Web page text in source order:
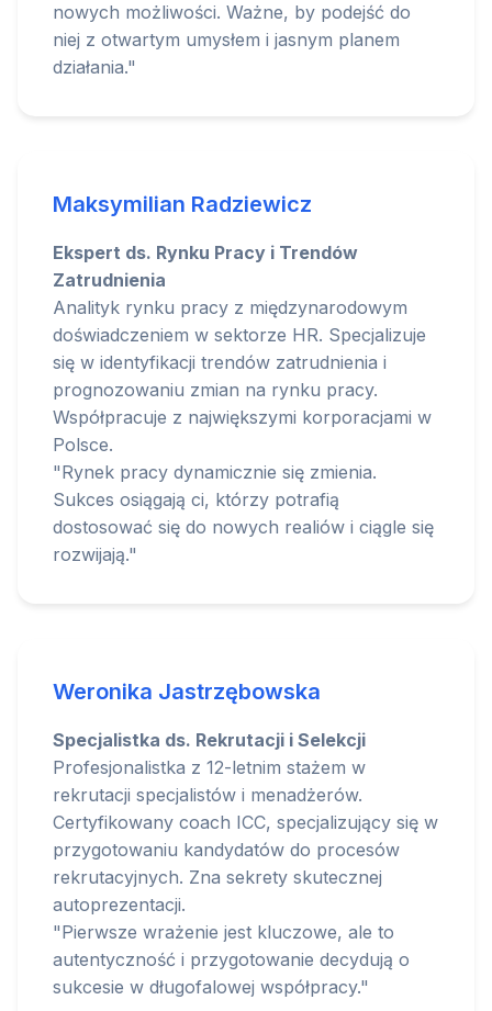
nowych możliwości. Ważne, by podejść do
niej z otwartym umysłem i jasnym planem
działania."
Maksymilian Radziewicz
Ekspert ds. Rynku Pracy i Trendów
Zatrudnienia
Analityk rynku pracy z międzynarodowym
doświadczeniem w sektorze HR. Specjalizuje
się w identyfikacji trendów zatrudnienia i
prognozowaniu zmian na rynku pracy.
Współpracuje z największymi korporacjami w
Polsce.
"Rynek pracy dynamicznie się zmienia.
Sukces osiągają ci, którzy potrafią
dostosować się do nowych realiów i ciągle się
rozwijają."
Weronika Jastrzębowska
Specjalistka ds. Rekrutacji i Selekcji
Profesjonalistka z 12-letnim stażem w
rekrutacji specjalistów i menadżerów.
Certyfikowany coach ICC, specjalizujący się w
przygotowaniu kandydatów do procesów
rekrutacyjnych. Zna sekrety skutecznej
autoprezentacji.
"Pierwsze wrażenie jest kluczowe, ale to
autentyczność i przygotowanie decydują o
sukcesie w długofalowej współpracy."